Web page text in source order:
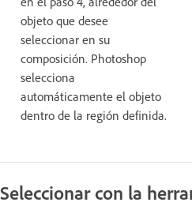
objeto que desee
seleccionar en su
composición. Photoshop
selecciona
automáticamente el objeto
dentro de la región definida.
Seleccionar con la